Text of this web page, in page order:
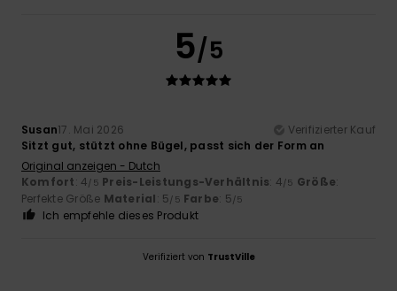
5/5
Susan17. Mai 2026
Verifizierter Kauf
Sitzt gut, stützt ohne Bügel, passt sich der Form an
Original anzeigen - Dutch
Komfort: 4/5 Preis-Leistungs-Verhältnis: 4/5 Größe:
Perfekte Größe Material: 5/5 Farbe: 5/5
Ich empfehle dieses Produkt
Verifiziert von TrustVille